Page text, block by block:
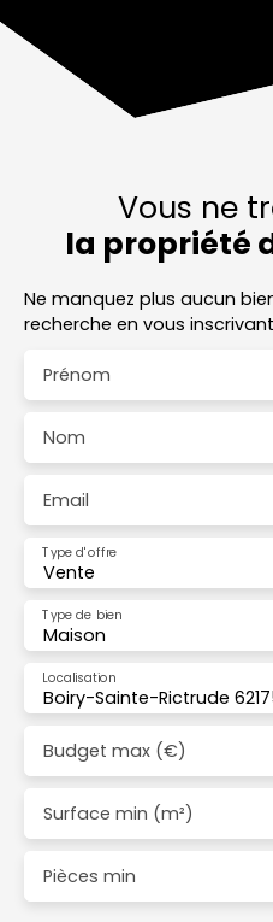
Vous ne
la propriété
Ne manquez plus aucun
recherche en vous
Prénom
Nom
Email
Vente
Type d'offre
Maison
Type de bien
Boiry-Sainte-Rictrude
Localisation
Budget max (€)
Surface min (m²)
Pièces min